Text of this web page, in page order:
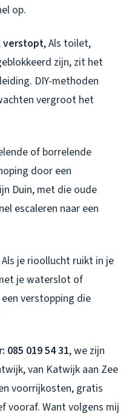
op.
verstopt, Als toilet,
zijn, zit het
DIY-methoden
vergroot het
of borrelende
door een
Duin, met die oude
escaleren naar een
Als je rioollucht ruikt in je
je waterslot of
verstopping die
085 019 54 31, we zijn
van Katwijk aan Zee
voorrijkosten, gratis
vooraf. Want volgens mij